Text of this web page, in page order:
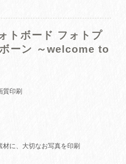
トボード フォトプ
ーン ～welcome to
質印刷
に、大切なお写真を印刷